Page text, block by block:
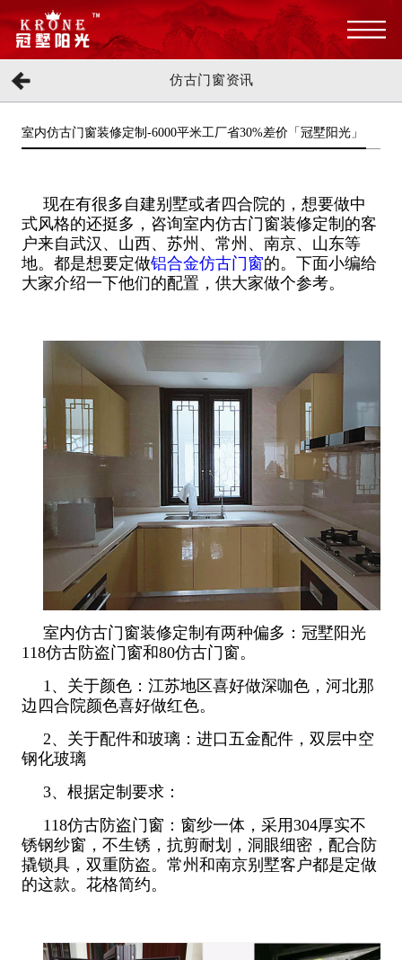
仿古门窗资讯
室内仿古门窗装修定制-6000平米工厂省30%差价「冠墅阳光」
现在有很多自建别墅或者四合院的，想要做中
式风格的还挺多，咨询室内仿古门窗装修定制的客
户来自武汉、山西、苏州、常州、南京、山东等
地。都是想要定做铝合金仿古门窗的。下面小编给
大家介绍一下他们的配置，供大家做个参考。
室内仿古门窗装修定制有两种偏多：冠墅阳光
118仿古防盗门窗和80仿古门窗。
1、关于颜色：江苏地区喜好做深咖色，河北那
边四合院颜色喜好做红色。
2、关于配件和玻璃：进口五金配件，双层中空
钢化玻璃
3、根据定制要求：
118仿古防盗门窗：窗纱一体，采用304厚实不
锈钢纱窗，不生锈，抗剪耐划，洞眼细密，配合防
撬锁具，双重防盗。常州和南京别墅客户都是定做
的这款。花格简约。